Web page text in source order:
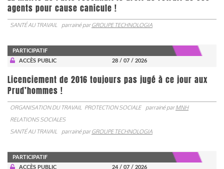
agents pour cause canicule !
SANTÉ AU TRAVAIL parrainé parGROUPE TECHNOLOGIA
PARTICIPATIF
ACCÈS PUBLIC
28 / 07 / 2026
Licenciement de 2016 toujours pas jugé à ce jour aux
Prud’hommes !
ORGANISATION DU TRAVAIL PROTECTION SOCIALE parrainé parMNH
RELATIONS SOCIALES
SANTÉ AU TRAVAIL
parrainé parGROUPE TECHNOLOGIA
PARTICIPATIF
ACCÈS PUBLIC
24 / 07 / 2026